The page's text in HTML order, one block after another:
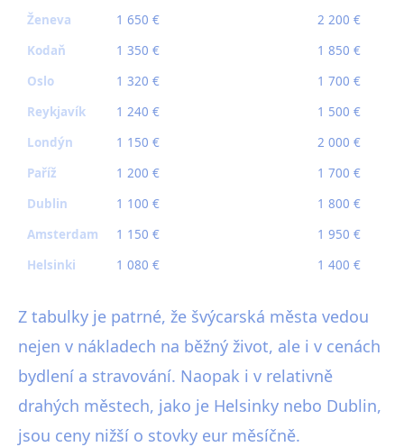
Ženeva
1 650 €
2 200 €
Kodaň
1 350 €
1 850 €
Oslo
1 320 €
1 700 €
Reykjavík
1 240 €
1 500 €
Londýn
1 150 €
2 000 €
Paříž
1 200 €
1 700 €
Dublin
1 100 €
1 800 €
Amsterdam
1 150 €
1 950 €
Helsinki
1 080 € 1 400 €
Z tabulky je patrné, že švýcarská města vedou
nejen v nákladech na běžný život, ale i v cenách
bydlení a stravování. Naopak i v relativně
drahých městech, jako je Helsinky nebo Dublin,
jsou ceny nižší o stovky eur měsíčně.